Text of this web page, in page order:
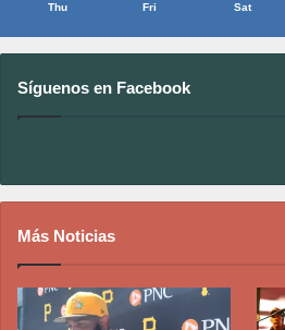
Thu Fri Sat
Síguenos en Facebook
Más Noticias